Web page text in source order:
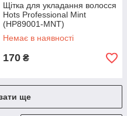
Щітка для укладання волосся
Hots Professional Mint
(HP89001-MNT)
Немає в наявності
170 ₴
ще